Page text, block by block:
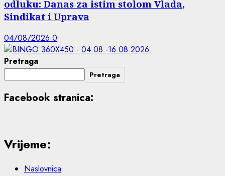
odluku: Danas za istim stolom Vlada,
Sindikat i Uprava
04/08/2026 0
Pretraga
Pretraga
Facebook stranica:
Vrijeme:
Naslovnica